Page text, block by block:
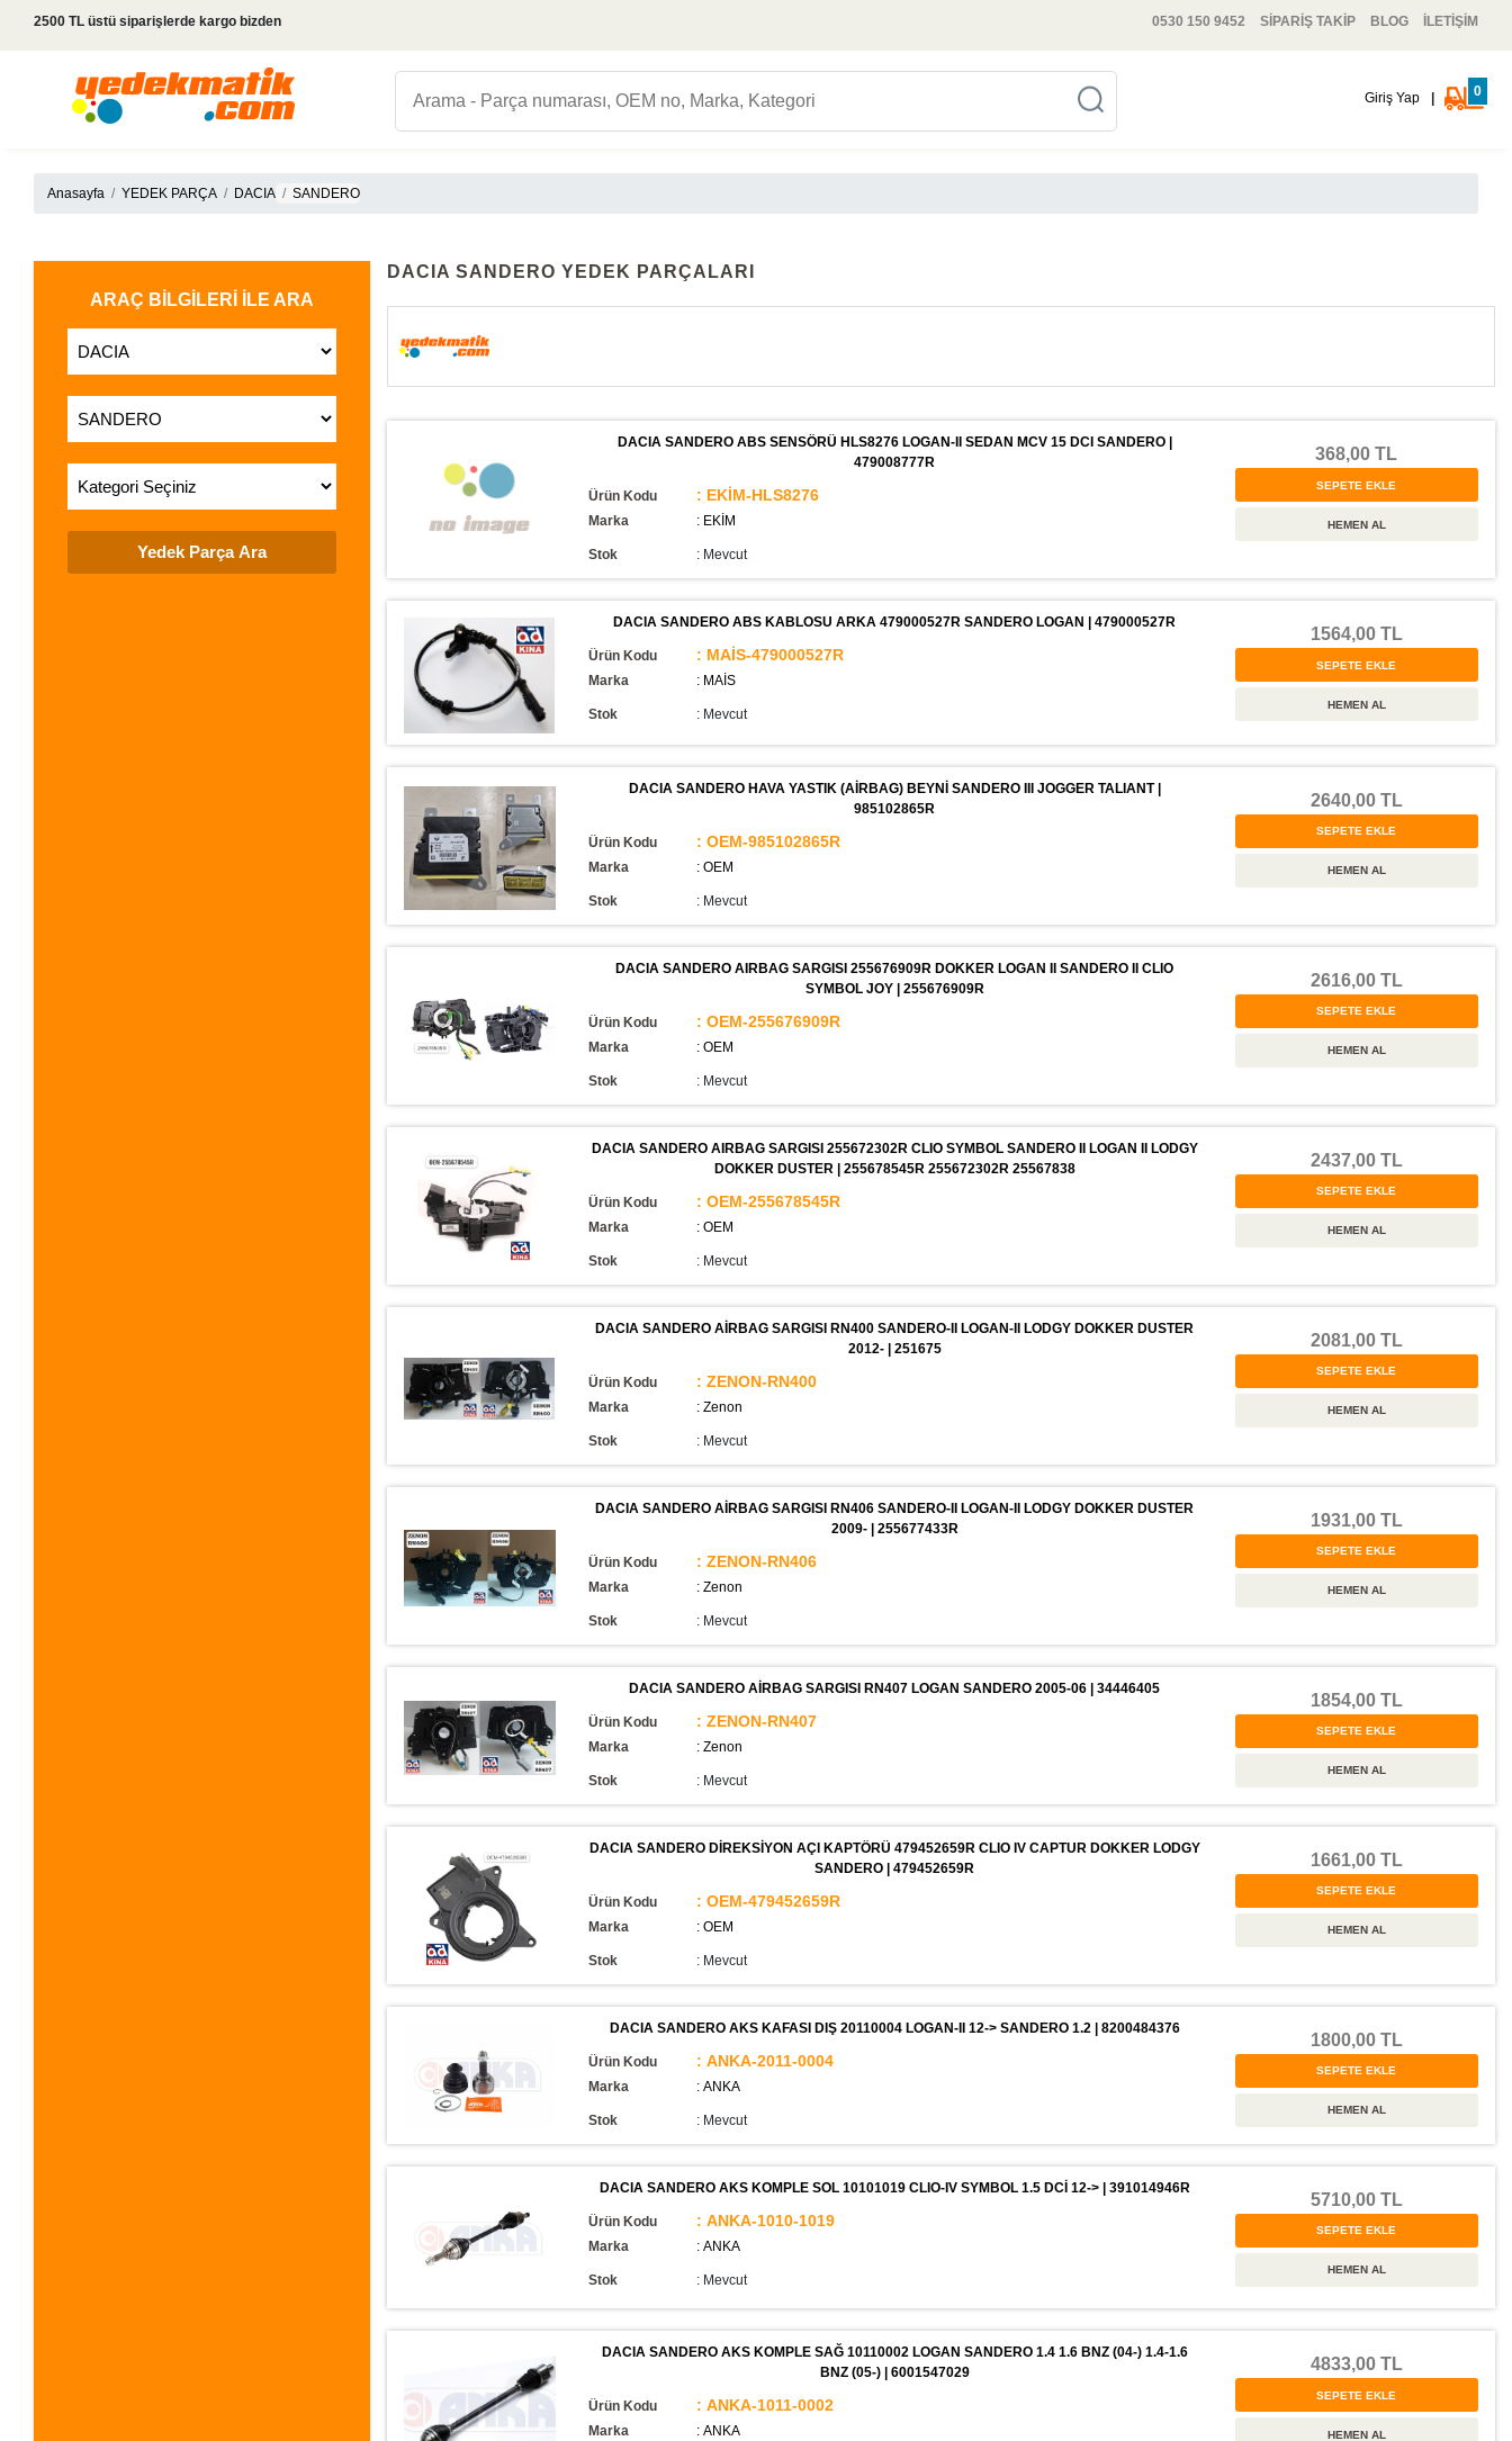
2500 TL üstü siparişlerde kargo bizden 0530 150 9452 SİPARİŞ TAKİP BLOG İLETİŞİM
Giriş Yap 0
Anasayfa YEDEK PARÇA DACIA SANDERO
ARAÇ BILGILERI İLE ARA
DACIA SANDERO YEDEK PARÇALARI
DACIA SANDERO ABS SENSÖRÜ HLS8276 LOGAN-II SEDAN MCV 15 DCI SANDERO |
479008777R
Ürün Kodu : EKİM-HLS8276
Marka : EKİM
Stok : Mevcut
368,00 TL
DACIA SANDERO ABS KABLOSU ARKA 479000527R SANDERO LOGAN | 479000527R
Ürün Kodu : MAİS-479000527R
Marka : MAİS
Stok : Mevcut
1564,00 TL
DACIA SANDERO HAVA YASTIK (AİRBAG) BEYNİ SANDERO III JOGGER TALIANT |
985102865R
Ürün Kodu : OEM-985102865R
Marka : OEM
Stok : Mevcut
2640,00 TL
DACIA SANDERO AIRBAG SARGISI 255676909R DOKKER LOGAN II SANDERO II CLIO
SYMBOL JOY | 255676909R
Ürün Kodu : OEM-255676909R
Marka : OEM
Stok : Mevcut
2616,00 TL
DACIA SANDERO AIRBAG SARGISI 255672302R CLIO SYMBOL SANDERO II LOGAN II LODGY
DOKKER DUSTER | 255678545R 255672302R 25567838
Ürün Kodu : OEM-255678545R
Marka : OEM
Stok : Mevcut
2437,00 TL
DACIA SANDERO AİRBAG SARGISI RN400 SANDERO-II LOGAN-II LODGY DOKKER DUSTER
2012- | 251675
Ürün Kodu : ZENON-RN400
Marka : Zenon
Stok : Mevcut
2081,00 TL
DACIA SANDERO AİRBAG SARGISI RN406 SANDERO-II LOGAN-II LODGY DOKKER DUSTER
2009- | 255677433R
Ürün Kodu : ZENON-RN406
Marka : Zenon
Stok : Mevcut
1931,00 TL
DACIA SANDERO AİRBAG SARGISI RN407 LOGAN SANDERO 2005-06 | 34446405
Ürün Kodu : ZENON-RN407
Marka : Zenon
Stok : Mevcut
1854,00 TL
DACIA SANDERO DİREKSİYON AÇI KAPTÖRÜ 479452659R CLIO IV CAPTUR DOKKER LODGY
SANDERO | 479452659R
Ürün Kodu : OEM-479452659R
Marka : OEM
Stok : Mevcut
1661,00 TL
DACIA SANDERO AKS KAFASI DIŞ 20110004 LOGAN-II 12-> SANDERO 1.2 | 8200484376
Ürün Kodu : ANKA-2011-0004
Marka : ANKA
Stok : Mevcut
1800,00 TL
DACIA SANDERO AKS KOMPLE SOL 10101019 CLIO-IV SYMBOL 1.5 DCİ 12-> | 391014946R
Ürün Kodu : ANKA-1010-1019
Marka : ANKA
Stok : Mevcut
5710,00 TL
DACIA SANDERO AKS KOMPLE SAĞ 10110002 LOGAN SANDERO 1.4 1.6 BNZ (04-) 1.4-1.6
BNZ (05-) | 6001547029
Ürün Kodu : ANKA-1011-0002
Marka : ANKA
4833,00 TL